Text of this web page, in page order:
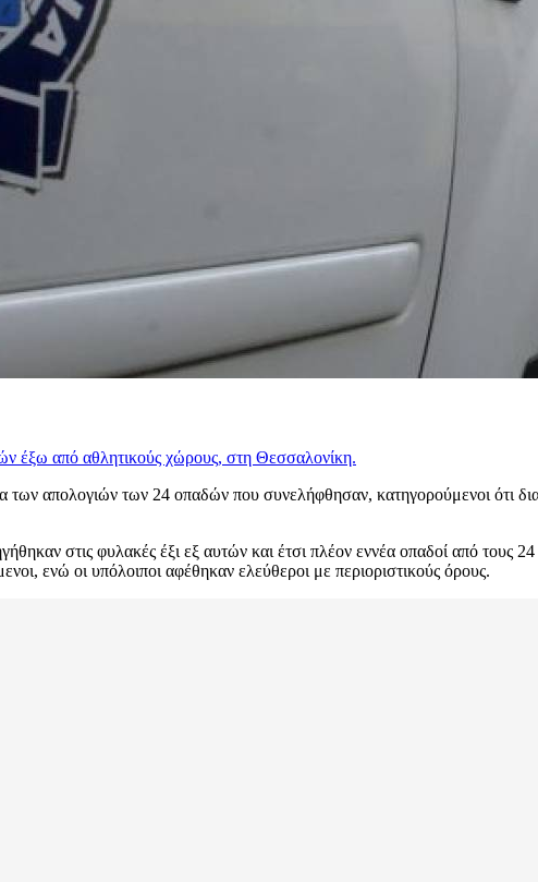
έξω από αθλητικούς χώρους, στη Θεσσαλονίκη.
απολογιών των 24 οπαδών που συνελήφθησαν, κατηγορούμενοι ότι
στις φυλακές έξι εξ αυτών και έτσι πλέον εννέα οπαδοί από τους
ενώ οι υπόλοιποι αφέθηκαν ελεύθεροι με περιοριστικούς όρους.